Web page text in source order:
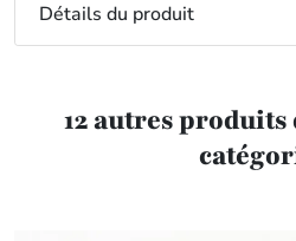
Détails du produit
12 autres produits